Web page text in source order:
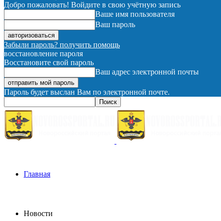
Добро пожаловать! Войдите в свою учётную запись
Ваше имя пользователя
Ваш пароль
Забыли пароль? получить помощь
восстановление пароля
Восстановите свой пароль
Ваш адрес электронной почты
Пароль будет выслан Вам по электронной почте.
Главная
Новости